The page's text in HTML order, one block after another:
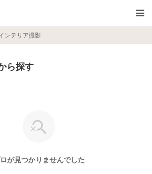
ンテリア撮影
ら探す
が見つかりませんでした